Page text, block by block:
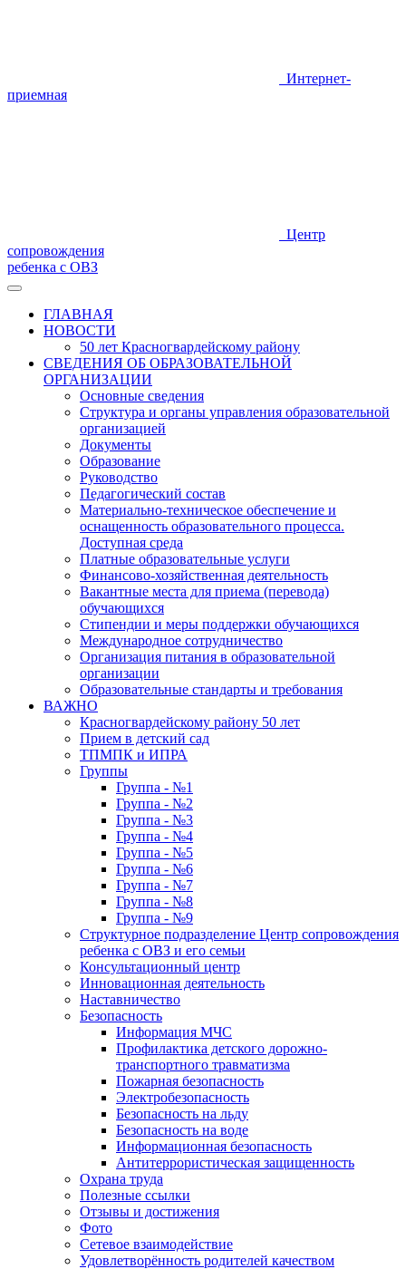
Интернет-
приемная
Центр
сопровождения
ребенка с ОВЗ
ГЛАВНАЯ
НОВОСТИ
50 лет Красногвардейскому району
СВЕДЕНИЯ ОБ ОБРАЗОВАТЕЛЬНОЙ
ОРГАНИЗАЦИИ
Основные сведения
Структура и органы управления образовательной
организацией
Документы
Образование
Руководство
Педагогический состав
Материально-техническое обеспечение и
оснащенность образовательного процесса.
Доступная среда
Платные образовательные услуги
Финансово-хозяйственная деятельность
Вакантные места для приема (перевода)
обучающихся
Стипендии и меры поддержки обучающихся
Международное сотрудничество
Организация питания в образовательной
организации
Образовательные стандарты и требования
ВАЖНО
Красногвардейскому району 50 лет
Прием в детский сад
ТПМПК и ИПРА
Группы
Группа - №1
Группа - №2
Группа - №3
Группа - №4
Группа - №5
Группа - №6
Группа - №7
Группа - №8
Группа - №9
Структурное подразделение Центр сопровождения
ребенка с ОВЗ и его семьи
Консультационный центр
Инновационная деятельность
Наставничество
Безопасность
Информация МЧС
Профилактика детского дорожно-
транспортного травматизма
Пожарная безопасность
Электробезопасность
Безопасность на льду
Безопасность на воде
Информационная безопасность
Антитеррористическая защищенность
Охрана труда
Полезные ссылки
Отзывы и достижения
Фото
Сетевое взаимодействие
Удовлетворённость родителей качеством